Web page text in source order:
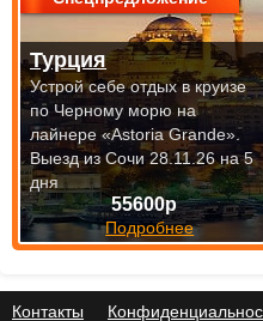
55600р
Подробнее
Турция
Устрой себе отдых в круизе
по Черному морю на
лайнере «Astoria Grande».
Выезд из Сочи 28.11.26 на 5
дня
Контакты